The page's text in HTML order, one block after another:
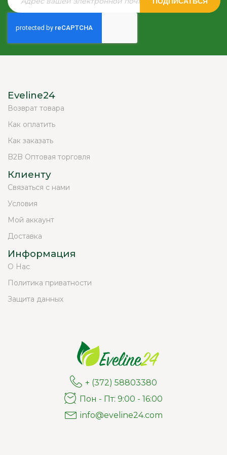
Eveline24
Возврат товара
Как оплатить
Как заказать
B2B Оптовая торговля
Клиенту
Связаться с нами
Условия
Мой аккаунт
Доставка
Информация
О Нас
Политика приватности
Защита данных
+ (372) 58803380
Пон - Пт: 9:00 - 16:00
info@eveline24.com